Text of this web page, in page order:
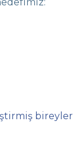
bireyler